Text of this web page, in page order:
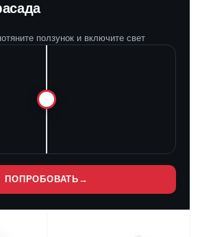
ползунок и включите свет
ПОПРОБОВАТЬ →